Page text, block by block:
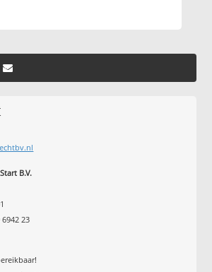
»
B.V.
6942 23